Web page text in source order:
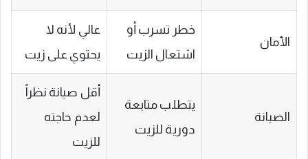
الأمان
خطر تسرب أو
اشتعال الزيت
عالي لأنه لا
يحتوي على زيت
الصيانة
يتطلب متابعة
دورية للزيت
أقل صيانة نظراً
لعدم حاجته
للزيت